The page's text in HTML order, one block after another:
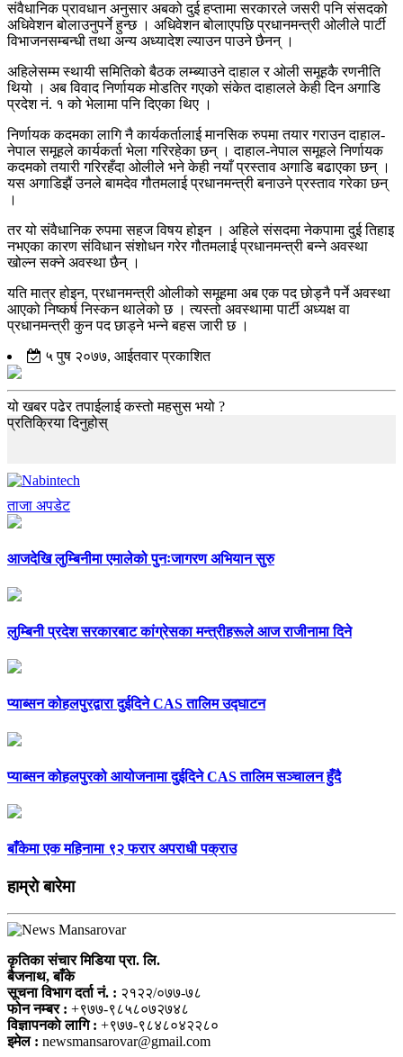
संवैधानिक प्रावधान अनुसार अबको दुई हप्तामा सरकारले जसरी पनि संसदको
अधिवेशन बोलाउनुपर्ने हुन्छ । अधिवेशन बोलाएपछि प्रधानमन्त्री ओलीले पार्टी
विभाजनसम्बन्धी तथा अन्य अध्यादेश ल्याउन पाउने छैनन् ।
अहिलेसम्म स्थायी समितिको बैठक लम्ब्याउने दाहाल र ओली समूहकै रणनीति
थियो । अब विवाद निर्णायक मोडतिर गएको संकेत दाहालले केही दिन अगाडि
प्रदेश नं. १ को भेलामा पनि दिएका थिए ।
निर्णायक कदमका लागि नै कार्यकर्तालाई मानसिक रुपमा तयार गराउन दाहाल-
नेपाल समूहले कार्यकर्ता भेला गरिरहेका छन् । दाहाल-नेपाल समूहले निर्णायक
कदमको तयारी गरिरहँदा ओलीले भने केही नयाँ प्रस्ताव अगाडि बढाएका छन् ।
यस अगाडिझैं उनले बामदेव गौतमलाई प्रधानमन्त्री बनाउने प्रस्ताव गरेका छन्
।
तर यो संवैधानिक रुपमा सहज विषय होइन । अहिले संसदमा नेकपामा दुई तिहाइ
नभएका कारण संविधान संशोधन गरेर गौतमलाई प्रधानमन्त्री बन्ने अवस्था
खोल्न सक्ने अवस्था छैन् ।
यति मात्र होइन, प्रधानमन्त्री ओलीको समूहमा अब एक पद छोड्नै पर्ने अवस्था
आएको निष्कर्ष निस्कन थालेको छ । त्यस्तो अवस्थामा पार्टी अध्यक्ष वा
प्रधानमन्त्री कुन पद छाड्ने भन्ने बहस जारी छ ।
५ पुष २०७७, आईतवार प्रकाशित
यो खबर पढेर तपाईलाई कस्तो महसुस भयो ?
प्रतिक्रिया दिनुहोस्
ताजा अपडेट
आजदेखि लुम्बिनीमा एमालेको पुनःजागरण अभियान सुरु
लुम्बिनी प्रदेश सरकारबाट कांग्रेसका मन्त्रीहरूले आज राजीनामा दिने
प्याब्सन कोहलपुरद्वारा दुईदिने CAS तालिम उद्घाटन
प्याब्सन कोहलपुरको आयोजनामा दुईदिने CAS तालिम सञ्चालन हुँदै
बाँकेमा एक महिनामा ९२ फरार अपराधी पक्राउ
हाम्राे बारेमा
कृतिका संचार मिडिया प्रा. लि.
बैजनाथ, बाँके
सूचना विभाग दर्ता नं. : २१२२/०७७-७८
फोन नम्बर : +९७७-९८५८०७२७४८
विज्ञापनकाे लागि : +९७७-९८४८०४२२८०
इमेल : newsmansarovar@gmail.com